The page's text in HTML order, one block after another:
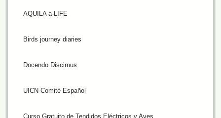
AQUILA a-LIFE
Birds journey diaries
Docendo Discimus
UICN Comité Español
Curso Gratuito de Tendidos Eléctricos y Aves